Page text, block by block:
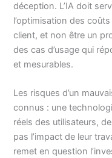
déception. L’IA doit
l’optimisation des coûts
client, et non être un
des cas d’usage qui
et mesurables.
Les risques d’un
connus : une
réels des utilisateurs,
pas l’impact de leur
remet en question